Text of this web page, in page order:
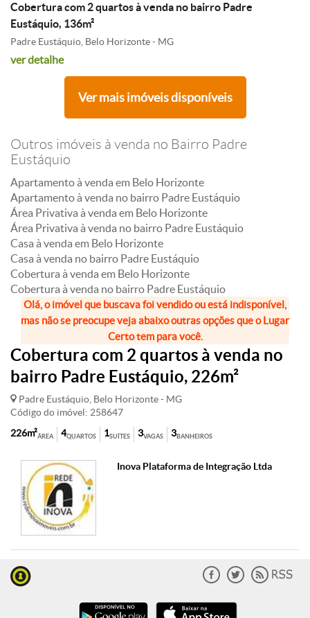
Cobertura com 2 quartos à venda no bairro Padre
Eustáquio, 136m²
Padre Eustáquio, Belo Horizonte - MG
ver detalhe
Ver mais imóveis disponíveis
Outros imóveis à venda no Bairro Padre
Eustáquio
Apartamento à venda em Belo Horizonte
Apartamento à venda no bairro Padre Eustáquio
Área Privativa à venda em Belo Horizonte
Área Privativa à venda no bairro Padre Eustáquio
Casa à venda em Belo Horizonte
Casa à venda no bairro Padre Eustáquio
Cobertura à venda em Belo Horizonte
Cobertura à venda no bairro Padre Eustáquio
Olá, o imóvel que buscava foi vendido ou está indisponível,
mas não se preocupe veja abaixo outras opções que o Lugar
Certo tem para você.
Cobertura com 2 quartos à venda no
bairro Padre Eustáquio, 226m²
Padre Eustáquio, Belo Horizonte - MG
Código do imóvel: 258647
ÁREA
226m² QUARTOS
4 SUÍTES
1 VAGAS
3 BANHEIROS
3
Inova Plataforma de Integração Ltda